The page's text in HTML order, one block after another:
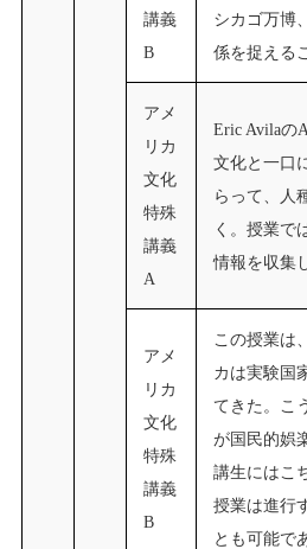
講義
B
シカゴ万博
係を捉える
アメ
リカ
文化
特殊
講義
A
Eric Avilaの
文化と一口
らって、人
く。授業で
情報を収集
アメ
リカ
文化
特殊
講義
B
この授業は
カは実験国
てきた。こ
が国民的娯
講生にはこ
授業は進行
とも可能で